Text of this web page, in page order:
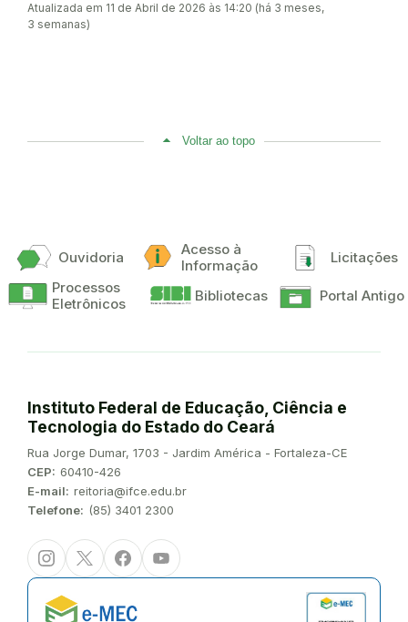
Atualizada em 11 de Abril de 2026 às 14:20 (há 3 meses,
3 semanas)
Voltar ao topo
Ouvidoria
Acesso à
Informação
Licitações
Processos
Eletrônicos
Bibliotecas Portal Antigo
Instituto Federal de Educação, Ciência e
Tecnologia do Estado do Ceará
Endereço:
Rua Jorge Dumar, 1703 - Jardim América - Fortaleza-CE
CEP: 60410-426
E-mail: reitoria@ifce.edu.br
Telefone: (85) 3401 2300
InstagramTwitter/XFacebookYoutube